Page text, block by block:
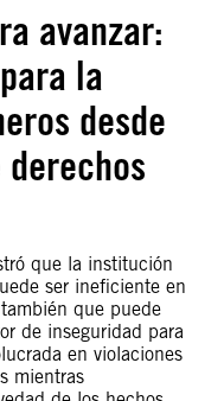
avanzar:
la
desde
que la institución
ser ineficiente en
que puede
de inseguridad para
en violaciones
mientras